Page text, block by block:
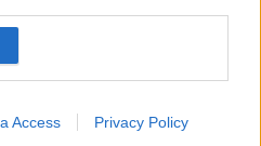
Access Privacy Policy
Marocul după criza din
asupra Guvernului